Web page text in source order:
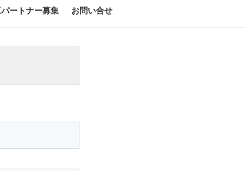
ートナー募集 お問い合せ